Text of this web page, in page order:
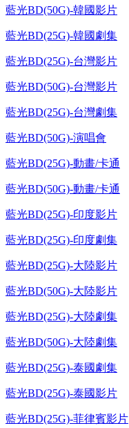
藍光BD(50G)-韓國影片
藍光BD(25G)-韓國劇集
藍光BD(25G)-台灣影片
藍光BD(50G)-台灣影片
藍光BD(25G)-台灣劇集
藍光BD(50G)-演唱會
藍光BD(25G)-動畫/卡通
藍光BD(50G)-動畫/卡通
藍光BD(25G)-印度影片
藍光BD(25G)-印度劇集
藍光BD(25G)-大陸影片
藍光BD(50G)-大陸影片
藍光BD(25G)-大陸劇集
藍光BD(50G)-大陸劇集
藍光BD(25G)-泰國劇集
藍光BD(25G)-泰國影片
藍光BD(25G)-菲律賓影片